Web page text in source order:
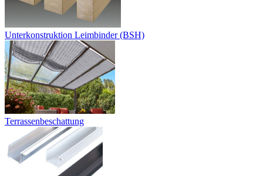
Unterkonstruktion Leimbinder (BSH)
Terrassenbeschattung